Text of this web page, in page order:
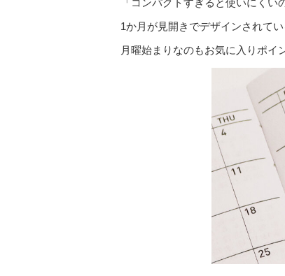
1か月が見開きでデザインされて
月曜始まりなのもお気に入りポイ